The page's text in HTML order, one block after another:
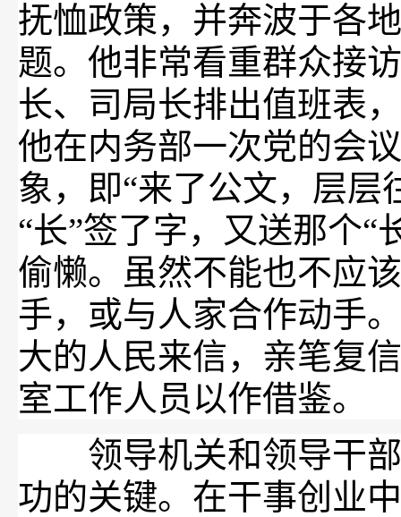
抚恤政策，并奔波于各
题。他非常看重群众接
长、司局长排出值班表
他在内务部一次党的会
象，即“来了公文，层层
“长”签了字，又送那个“
偷懒。虽然不能也不应
手，或与人家合作动手
大的人民来信，亲笔复
室工作人员以作借鉴。
领导机关和领导干部
功的关键。在干事创业